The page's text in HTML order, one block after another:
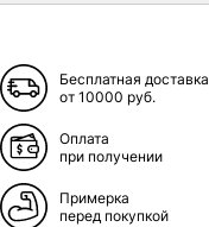
Бесплатная доставка
от 10000 руб.
Оплата
при получении
Примерка
перед покупкой